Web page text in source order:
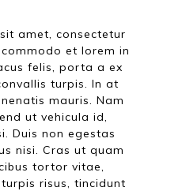
amet, consectetur
et lorem in
felis, porta a ex
turpis. In at
mauris. Nam
ut vehicula id,
Duis non egestas
nisi. Cras ut quam
tortor vitae,
risus, tincidunt